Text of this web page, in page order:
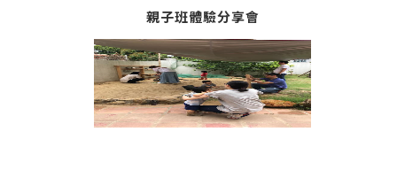
親子班體驗分享會